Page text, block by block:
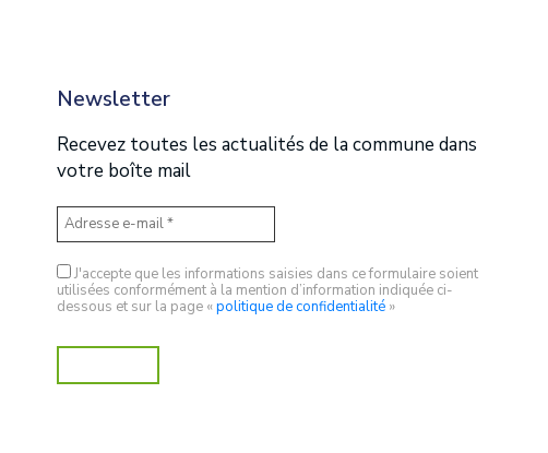
Newsletter
Recevez toutes les actualités de la commune dans
votre boîte mail
J'accepte que les informations saisies dans ce formulaire soient
utilisées conformément à la mention d’information indiquée ci-
dessous et sur la page «politique de confidentialité»